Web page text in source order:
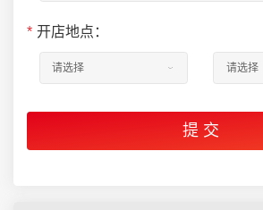
* 开店地点：